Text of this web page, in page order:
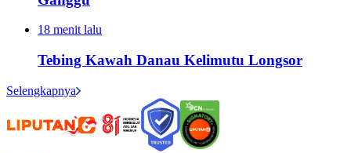
18 menit lalu
Tebing Kawah Danau Kelimutu Longsor
Selengkapnya